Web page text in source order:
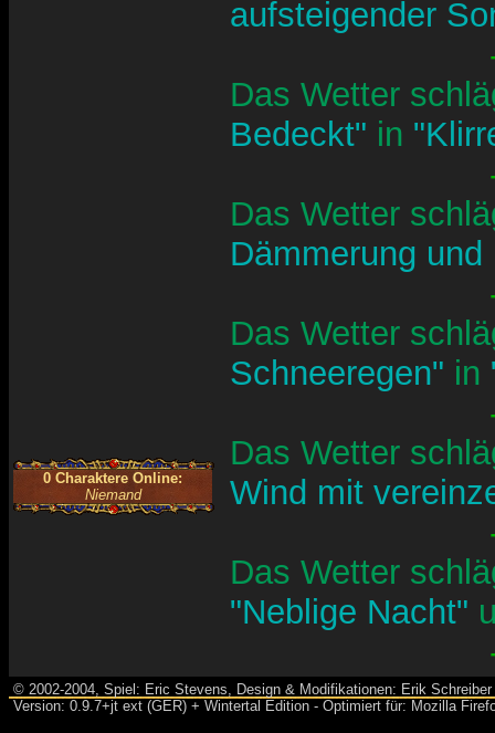
aufsteigender
Das Wetter
Bedeckt" in
Das Wetter
Dämmerung
Das Wetter
Schneeregen" in
Das Wetter
Wind mit
Das Wetter
"Neblige Nacht"
0 Charaktere Online:
Niemand
© 2002-2004, Spiel: Eric Stevens, Design & Modifikationen: Erik
Version: 0.9.7+jt ext (GER) + Wintertal Edition - Optimiert für: Mozilla